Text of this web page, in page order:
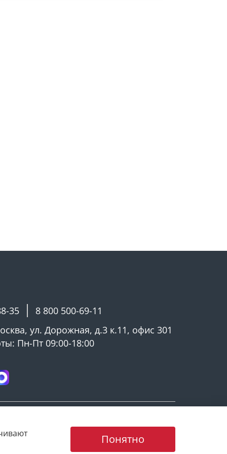
байонетное соединение
с фиксацией хомутом
подключения и отключения
35
8 800 500-69-11
ул. Дорожная, д.3 к.11, офис 301
Пн-Пт 09:00-18:00
Понятно